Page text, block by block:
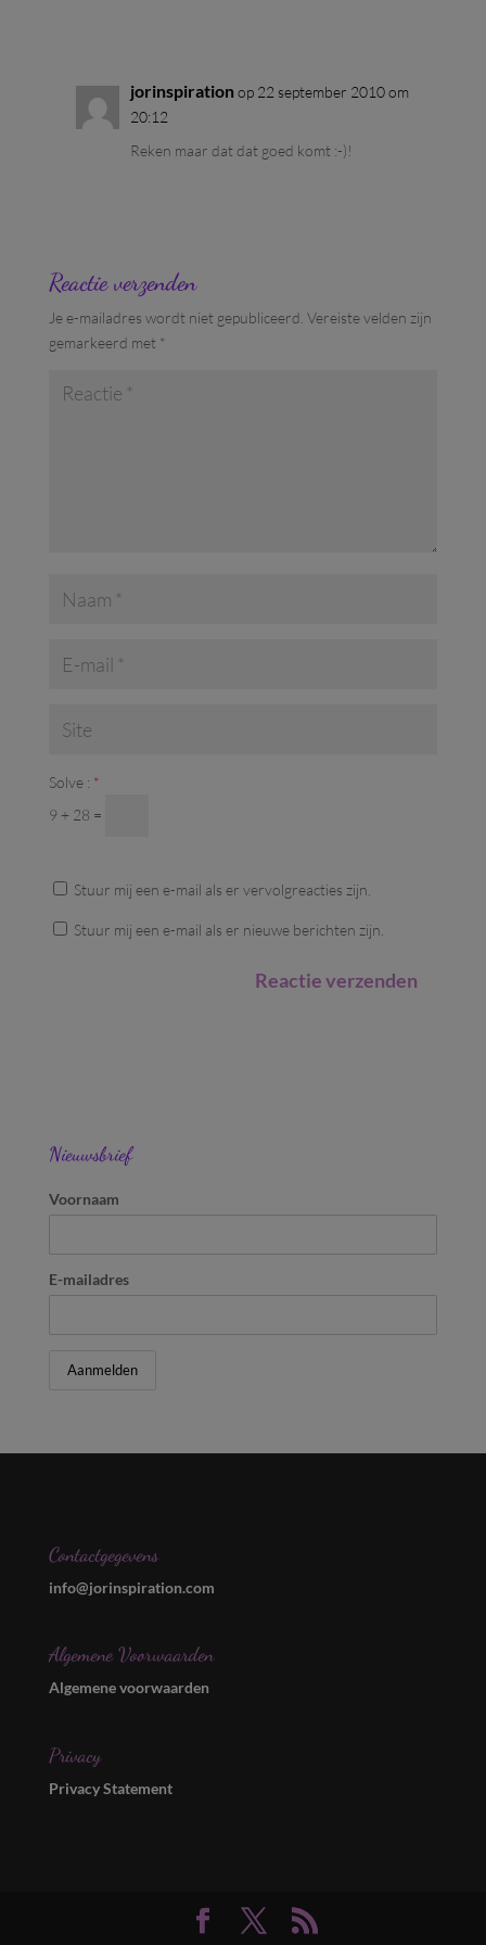
jorinspirationop 22 september 2010 om
20:12
Reken maar dat dat goed komt :-)!
Reactie verzenden
Je e-mailadres wordt niet gepubliceerd. Vereiste velden zijn
gemarkeerd met *
Solve : *
9 + 28 =
Stuur mij een e-mail als er vervolgreacties zijn.
Stuur mij een e-mail als er nieuwe berichten zijn.
Nieuwsbrief
Voornaam
E-mailadres
Contactgegevens
info@jorinspiration.com
Algemene Voorwaarden
Algemene voorwaarden
Privacy
Privacy Statement